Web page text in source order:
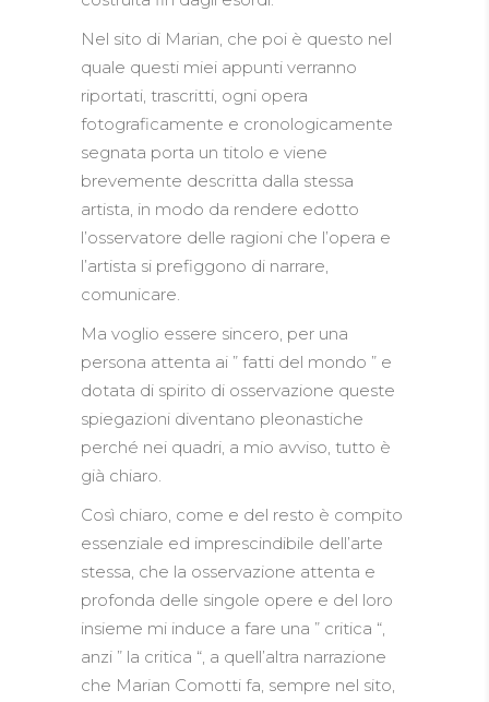
Nel sito di Marian, che poi è questo nel
quale questi miei appunti verranno
riportati, trascritti, ogni opera
fotograficamente e cronologicamente
segnata porta un titolo e viene
brevemente descritta dalla stessa
artista, in modo da rendere edotto
l’osservatore delle ragioni che l’opera e
l’artista si prefiggono di narrare,
comunicare.
Ma voglio essere sincero, per una
persona attenta ai ” fatti del mondo ” e
dotata di spirito di osservazione queste
spiegazioni diventano pleonastiche
perché nei quadri, a mio avviso, tutto è
già chiaro.
Così chiaro, come e del resto è compito
essenziale ed imprescindibile dell’arte
stessa, che la osservazione attenta e
profonda delle singole opere e del loro
insieme mi induce a fare una ” critica “,
anzi ” la critica “, a quell’altra narrazione
che Marian Comotti fa, sempre nel sito,